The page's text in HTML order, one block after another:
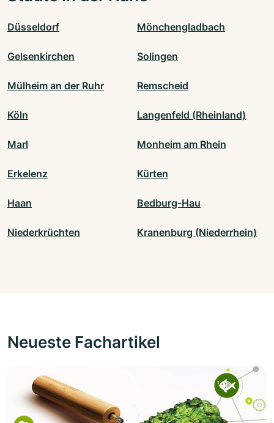
Düsseldorf Mönchengladbach
Gelsenkirchen Solingen
Mülheim an der Ruhr Remscheid
Köln Langenfeld (Rheinland)
Marl Monheim am Rhein
Erkelenz Kürten
Haan Bedburg-Hau
Niederkrüchten Kranenburg (Niederrhein)
Neueste Fachartikel